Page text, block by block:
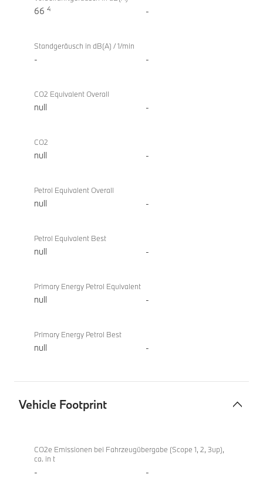
66 4 -
Standgeräusch in dB(A) / 1/min
- -
CO2 Equivalent Overall
null -
CO2
null -
Petrol Equivalent Overall
null -
Petrol Equivalent Best
null -
Primary Energy Petrol Equivalent
null -
Primary Energy Petrol Best
null -
Vehicle Footprint
Footprint
eDrive40
Berline
CO2e Emissionen bei Fahrzeugübergabe (Scope 1, 2, 3up),
ca. in t
- -